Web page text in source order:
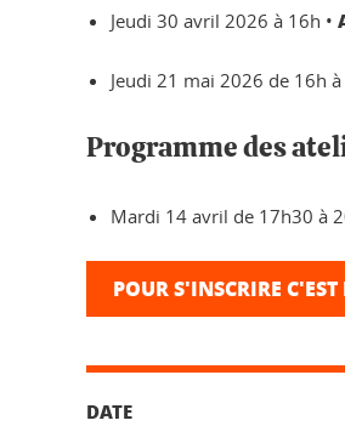
Jeudi 30 avril 2026 à 16h •
Jeudi 21 mai 2026 de 16h à
Programme des
Mardi 14 avril de 17h30 à
POUR S'INSCRIRE C'EST
DATE